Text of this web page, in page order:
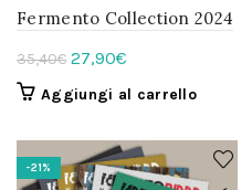
Fermento Collection 2024
35,40€ Il
prezzo
era:
35,40€.
27,90€
prezzo
è:
27,90€.
Aggiungi al carrello
-21%